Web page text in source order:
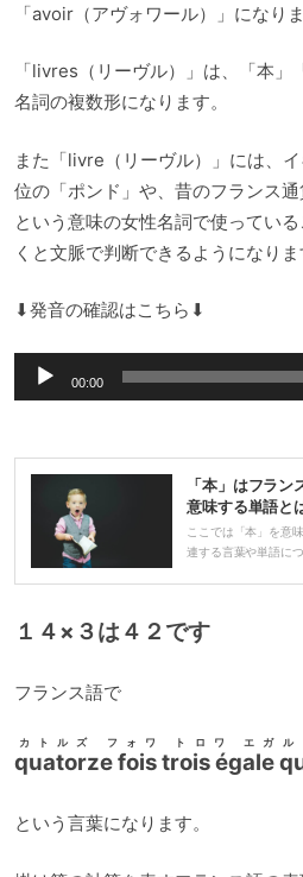
「avoir（アヴォワール）」になりま
「livres（リーヴル）」は、「本」
名詞の複数形になります。
また「livre（リーヴル）」には、
位の「ポンド」や、昔のフランス通
という意味の女性名詞で使ってい
くと文脈で判断できるようになりま
⬇︎発音の確認はこちら⬇︎
声
ー
00:00
「本」はフラ
意味する単語と
ここでは「本」を意
連する言葉や単語に
１４×３は４２です
フランス語で
quatorze fois trois égale
カトルズ フォワ トロワ エガル
という言葉になります。